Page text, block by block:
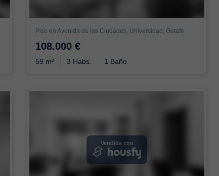
Piso en Avenida de las Ciudades, Universidad, Getafe
108.000 €
59 m² 3 Habs. 1 Baño
Vendida con